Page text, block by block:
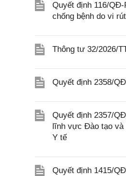
Quyết định 116/
chống bệnh do vi
Thông tư 32/2026/
Quyết định 2358/
Quyết định 2357/
lĩnh vực Đào tạo và
Y tế
Quyết định 1415/